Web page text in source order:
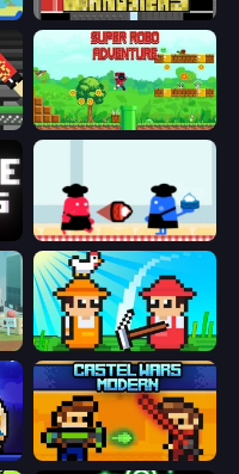
Gangsters
Super Robo - Adventure
Clash of Cakes
Farmer Challenge Party
Castle Wars: Modern